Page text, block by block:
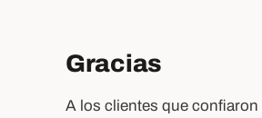
Gracias
A los clientes que